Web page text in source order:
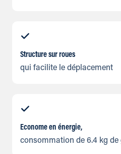
Structure sur roues
qui facilite le déplacement
Econome en énergie,
consommation de 6.4 kg de